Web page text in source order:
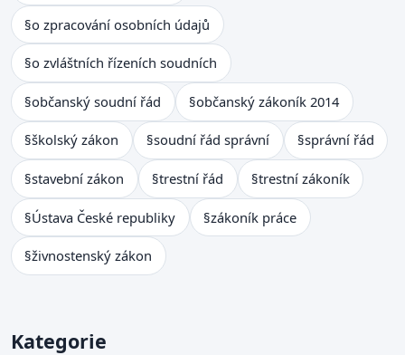
§o zpracování osobních údajů
§o zvláštních řízeních soudních
§občanský soudní řád §občanský zákoník 2014
§školský zákon §soudní řád správní §správní řád
§stavební zákon §trestní řád §trestní zákoník
§Ústava České republiky §zákoník práce
§živnostenský zákon
Kategorie